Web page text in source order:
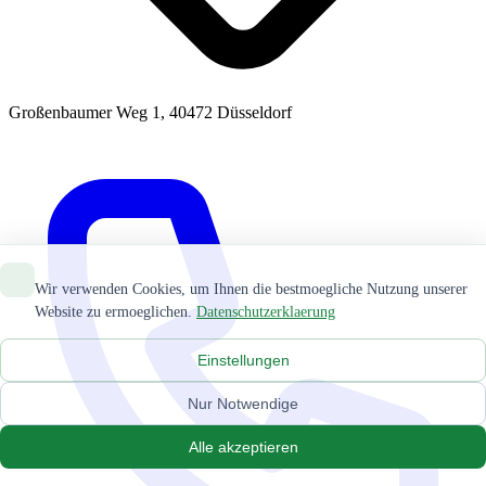
Großenbaumer Weg 1, 40472 Düsseldorf
Wir verwenden Cookies, um Ihnen die bestmoegliche Nutzung unserer
Website zu ermoeglichen. Datenschutzerklaerung
Einstellungen
Nur Notwendige
Alle akzeptieren